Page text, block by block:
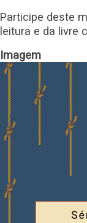
Participe deste
leitura e da livre
Imagem